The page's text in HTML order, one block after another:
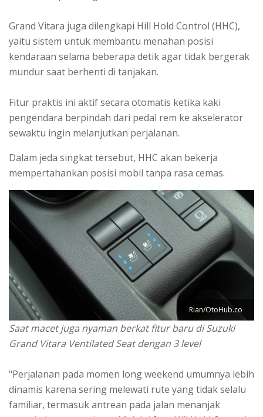
Grand Vitara juga dilengkapi Hill Hold Control (HHC),
yaitu sistem untuk membantu menahan posisi
kendaraan selama beberapa detik agar tidak bergerak
mundur saat berhenti di tanjakan.
Fitur praktis ini aktif secara otomatis ketika kaki
pengendara berpindah dari pedal rem ke akselerator
sewaktu ingin melanjutkan perjalanan.
Dalam jeda singkat tersebut, HHC akan bekerja
mempertahankan posisi mobil tanpa rasa cemas.
Rian/OtoHub.co
Saat macet juga nyaman berkat fitur baru di Suzuki
Grand Vitara Ventilated Seat dengan 3 level
"Perjalanan pada momen long weekend umumnya lebih
dinamis karena sering melewati rute yang tidak selalu
familiar, termasuk antrean pada jalan menanjak